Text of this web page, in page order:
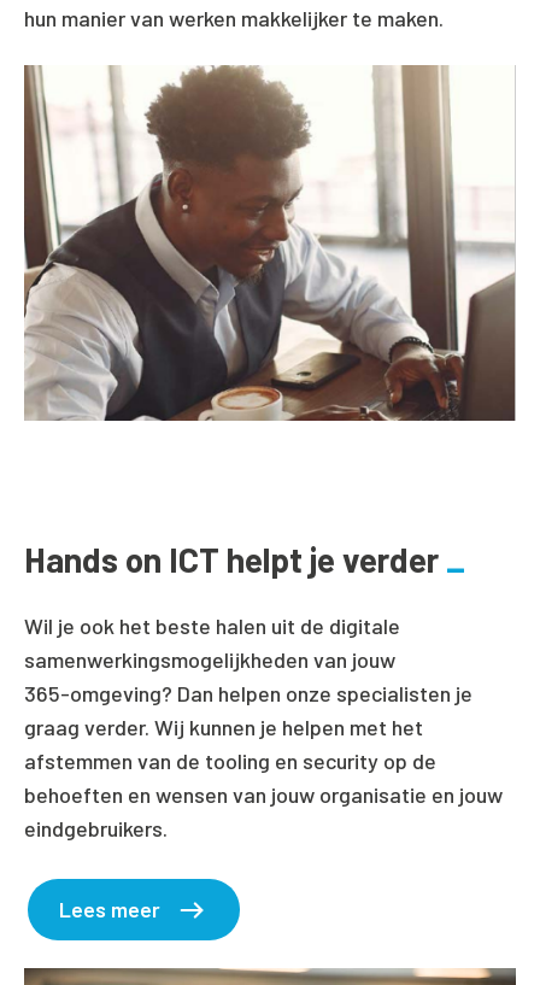
hun manier van werken makkelijker te maken.
Hands on ICT helpt je verder
Wil je ook het beste halen uit de digitale
samenwerkingsmogelijkheden van jouw
365-omgeving? Dan helpen onze specialisten je
graag verder. Wij kunnen je helpen met het
afstemmen van de tooling en security op de
behoeften en wensen van jouw organisatie en jouw
eindgebruikers.
Lees meer